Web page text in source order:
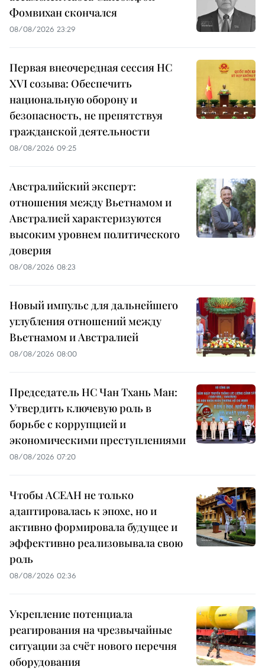
Фомвихан скончался
08/08/2026 23:29
Первая внеочередная сессия НС
XVI созыва: Обеспечить
национальную оборону и
безопасность, не препятствуя
гражданской деятельности
08/08/2026 09:25
Австралийский эксперт:
отношения между Вьетнамом и
Австралией характеризуются
высоким уровнем политического
доверия
08/08/2026 08:23
Новый импульс для дальнейшего
углубления отношений между
Вьетнамом и Австралией
08/08/2026 08:00
Председатель НС Чан Тхань Ман:
Утвердить ключевую роль в
борьбе с коррупцией и
экономическими преступлениями
08/08/2026 07:20
Чтобы АСЕАН не только
адаптировалась к эпохе, но и
активно формировала будущее и
эффективно реализовывала свою
роль
08/08/2026 02:36
Укрепление потенциала
реагирования на чрезвычайные
ситуации за счёт нового перечня
оборудования